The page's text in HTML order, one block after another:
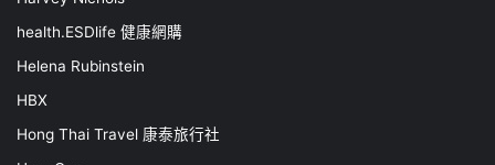
health.ESDlife 健康網購
Helena Rubinstein
HBX
Hong Thai Travel 康泰旅行社